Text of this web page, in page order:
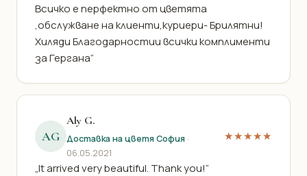
Всичко е перфектно от цветята
,обслужване на клиенти,куриери- Брилятни!
Хиляди Благодарностии всички комплименти
за Гергана“
AG
Aly G.
Доставка на цветя София ·
06.05.2021
★★★★★
„It arrived very beautiful. Thank you!“